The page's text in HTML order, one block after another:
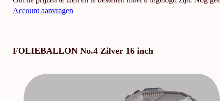
Account aanvragen
FOLIEBALLON No.4 Zilver 16 inch